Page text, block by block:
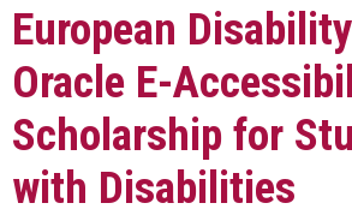
European
Oracle E-
Scholarship for
with Disabilities